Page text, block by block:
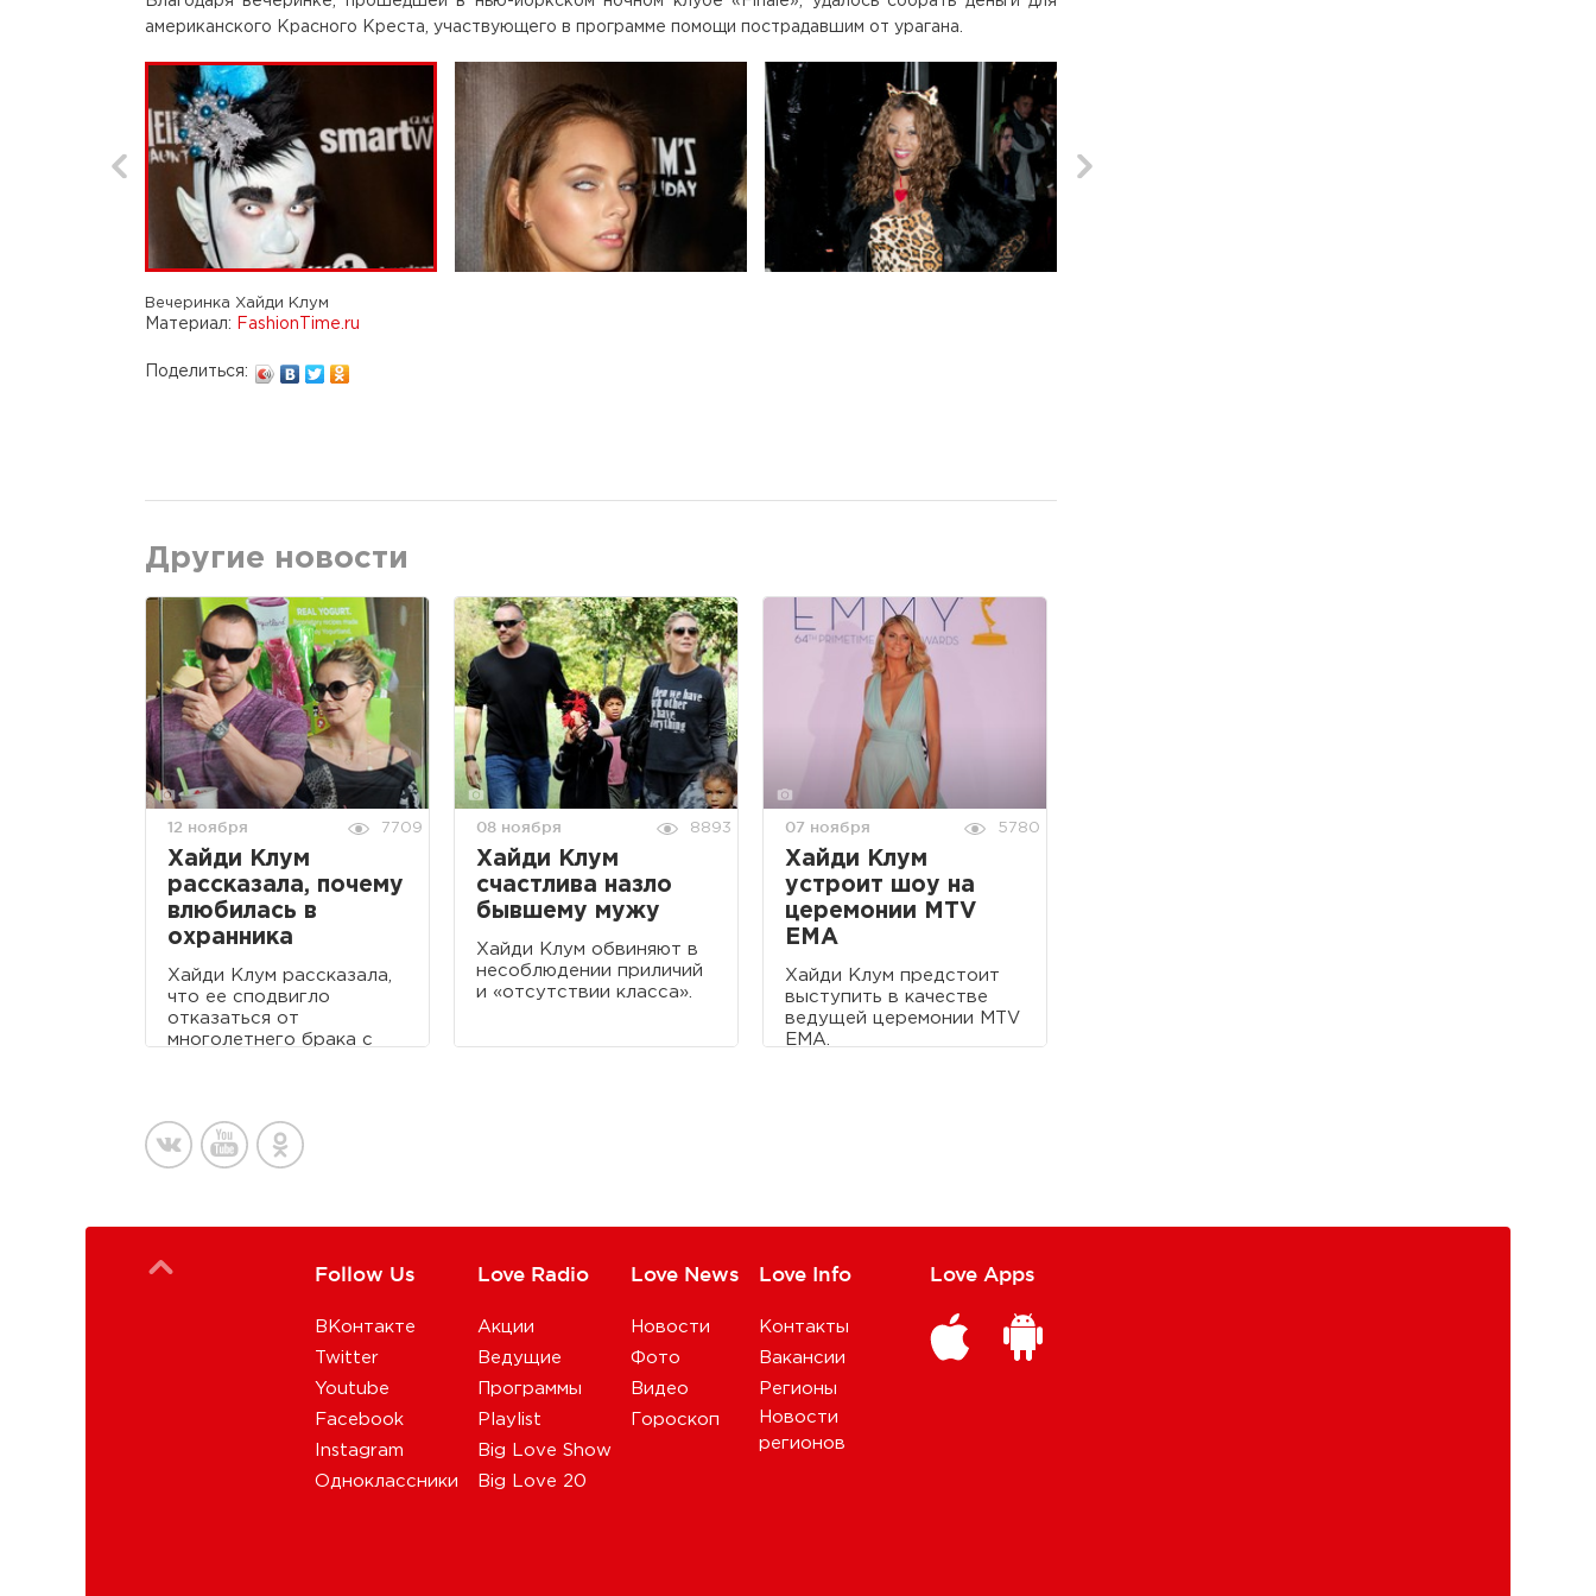
американского Красного Креста, участвующего в программе помощи пострадавшим от урагана.
Вечеринка Хайди Клум
Материал: FashionTime.ru
Поделиться:
Другие новости
12 ноября 7709
Хайди Клум
рассказала, почему
влюбилась в
охранника
Хайди Клум рассказала,
что ее сподвигло
отказаться от
многолетнего брака с
08 ноября 8893
Хайди Клум
счастлива назло
бывшему мужу
Хайди Клум обвиняют в
несоблюдении приличий
и «отсутствии класса».
07 ноября 5780
Хайди Клум
устроит шоу на
церемонии MTV
EMA
Хайди Клум предстоит
выступить в качестве
ведущей церемонии MTV
EMA.
Follow Us
ВКонтакте
Twitter
Youtube
Facebook
Instagram
Одноклассники
Love Radio
Акции
Ведущие
Программы
Playlist
Big Love Show
Big Love 20
Love News
Новости
Фото
Видео
Гороскоп
Love Info
Контакты
Вакансии
Регионы
Новости
регионов
Love Apps